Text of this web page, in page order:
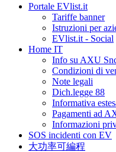
Portale EVlist.it
Tariffe banner
Istruzioni per
EVlist.it - Social
Home IT
Info su AXU
Condizioni di
Note legali
Dich.legge 88
Informativa
Pagamenti ad
Informazioni
SOS incidenti con EV
大功率可編程